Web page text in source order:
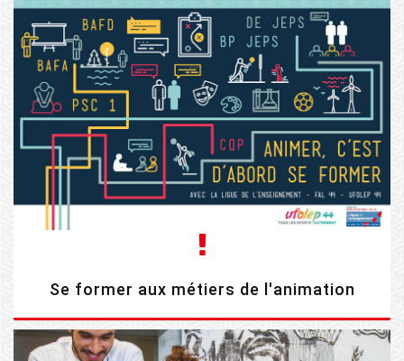
Se former aux métiers de l'animation
EN SAVOIR PLUS